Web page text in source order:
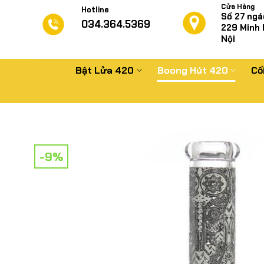
Hotline
034.364.5369
Cửa Hàng
Số 27
229 Minh
Nội
Bật Lửa 420 Boong Hút 420
-9%